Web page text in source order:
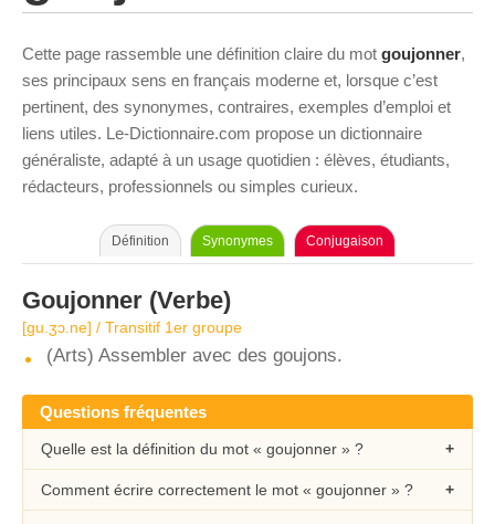
Cette page rassemble une définition claire du mot goujonner,
ses principaux sens en français moderne et, lorsque c’est
pertinent, des synonymes, contraires, exemples d’emploi et
liens utiles. Le-Dictionnaire.com propose un dictionnaire
généraliste, adapté à un usage quotidien : élèves, étudiants,
rédacteurs, professionnels ou simples curieux.
Définition Synonymes Conjugaison
Goujonner (Verbe)
[ɡu.ʒɔ.ne] / Transitif 1er groupe
(Arts) Assembler avec des goujons.
Questions fréquentes
Quelle est la définition du mot « goujonner » ?
Comment écrire correctement le mot « goujonner » ?